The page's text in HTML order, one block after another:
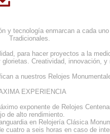
y tecnología enmarcan a cada
Tradicionales.
para hacer proyectos a la
Creatividad, innovación,
a nuestros Relojes
EXPERIENCIA
exponente de Relojes
de alto rendimiento.
en Relojería Clásica
cuatro a seis horas en caso de